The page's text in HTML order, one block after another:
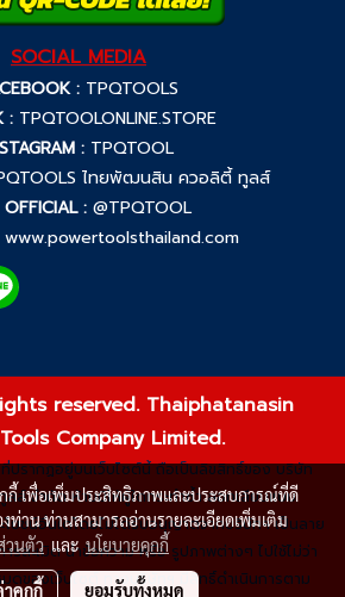
SOCIAL MEDIA
: TPQTOOLS
: TPQTOOLONLINE.STORE
: TPQTOOL
ไทยพัฒนสิน ควอลิตี้ ทูลส์
OFFICIAL : @TPQTOOL
www.powertoolsthailand.com
reserved. Thaiphatanasin
Company Limited.
ปรากฏอยู่บนเว็บไซต์นี้ ถือเป็นลิขสิทธิ์ของ บริษัท
จำกัด ห้ามมิให้ผู้ใดกระทำซ้ำ ลอกเลียนแบบ
โยชน์อื่นใดโดยไม่ได้รับอนุญาตจากบริษัทฯ เป็นลาย
ละเมิด นำข้อความ หรือ รูปภาพต่างๆ ไปใช้ไม่ว่า
ดของเว็บไซต์ ทางบริษัทฯ มีสิทธิ์ดำเนินการตาม
กกี้ เพื่อเพิ่มประสิทธิภาพและประสบการณ์ที่ดี
งท่าน ท่านสามารถอ่านรายละเอียดเพิ่มเติม
วนตัวและนโยบายคุกกี้
าคุกกี้ ยอมรับทั้งหมด